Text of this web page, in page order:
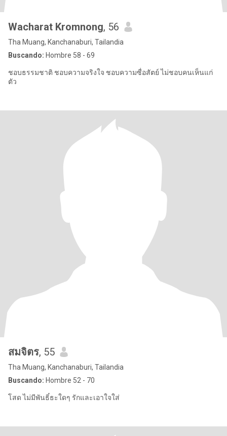
Wacharat Kromnong, 56
Tha Muang, Kanchanaburi, Tailandia
Buscando: Hombre 58 - 69
ชอบธรรมชาติ ชอบความจริงใจ ชอบความซื่อสัตย์ ไม่ชอบคนเห็นแก่
ตัว
สมจิตร, 55
Tha Muang, Kanchanaburi, Tailandia
Buscando: Hombre 52 - 70
โสด ไม่มีพันธิ์ธะใดๆ รักและเอาใจใส่